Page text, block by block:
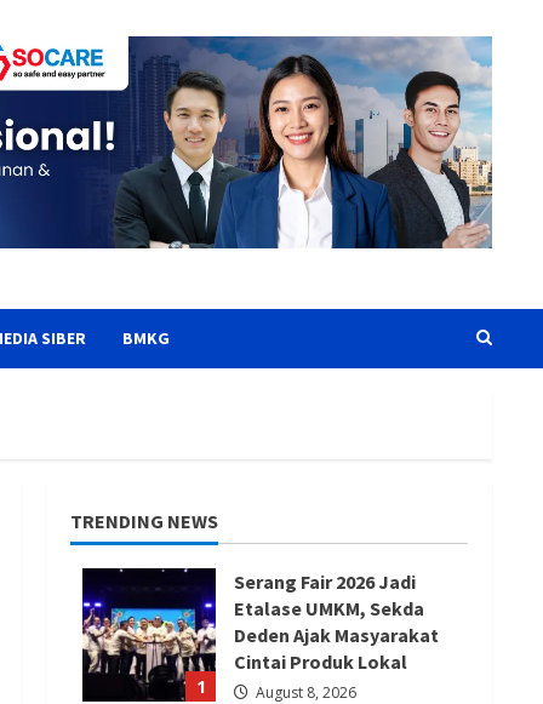
SIBER BMKG
TRENDING NEWS
1
Serang Fair 2026 Jadi
Etalase UMKM, Sekda
Deden Ajak Masyarakat
Cintai Produk Lokal
August 8, 2026